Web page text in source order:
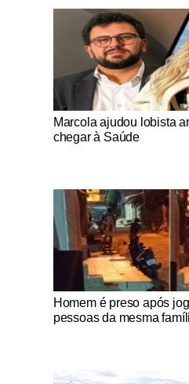
Notícias Católicas
Marcola ajudou lobista
chegar à Saúde
Notícias Católicas
Homem é preso após
pessoas da mesma